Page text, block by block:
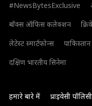
#NewsBytesExclusive
बॉक्स ऑफिस कलेक्शन
लेटेस्ट स्मार्टफोन्स
दक्षिण भारतीय सिनेमा
हमारे बारे में प्राइवेसी पॉलिसी